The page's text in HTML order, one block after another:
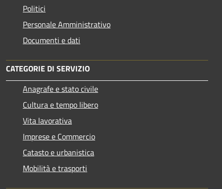
Politici
Personale Amministrativo
Documenti e dati
CATEGORIE DI SERVIZIO
Anagrafe e stato civile
Cultura e tempo libero
Vita lavorativa
Imprese e Commercio
Catasto e urbanistica
Mobilità e trasporti